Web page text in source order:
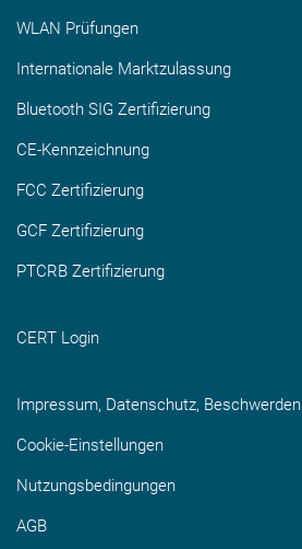
WLAN Prüfungen
Internationale Marktzulassung
Bluetooth SIG Zertifizierung
CE-Kennzeichnung
FCC Zertifizierung
GCF Zertifizierung
PTCRB Zertifizierung
CERT Login
Impressum, Datenschutz, Beschwerden
Cookie-Einstellungen
Nutzungsbedingungen
AGB